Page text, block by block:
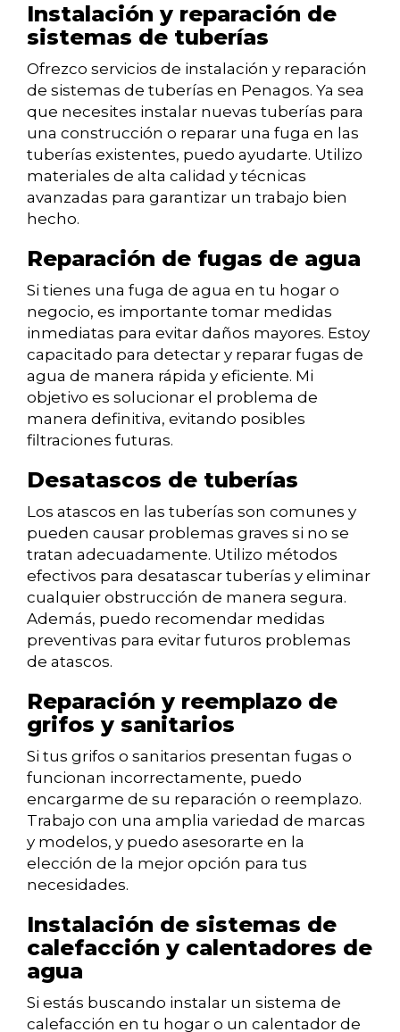
Instalación y reparación de
sistemas de tuberías
Ofrezco servicios de instalación y reparación
de sistemas de tuberías en Penagos. Ya sea
que necesites instalar nuevas tuberías para
una construcción o reparar una fuga en las
tuberías existentes, puedo ayudarte. Utilizo
materiales de alta calidad y técnicas
avanzadas para garantizar un trabajo bien
hecho.
Reparación de fugas de agua
Si tienes una fuga de agua en tu hogar o
negocio, es importante tomar medidas
inmediatas para evitar daños mayores. Estoy
capacitado para detectar y reparar fugas de
agua de manera rápida y eficiente. Mi
objetivo es solucionar el problema de
manera definitiva, evitando posibles
filtraciones futuras.
Desatascos de tuberías
Los atascos en las tuberías son comunes y
pueden causar problemas graves si no se
tratan adecuadamente. Utilizo métodos
efectivos para desatascar tuberías y eliminar
cualquier obstrucción de manera segura.
Además, puedo recomendar medidas
preventivas para evitar futuros problemas
de atascos.
Reparación y reemplazo de
grifos y sanitarios
Si tus grifos o sanitarios presentan fugas o
funcionan incorrectamente, puedo
encargarme de su reparación o reemplazo.
Trabajo con una amplia variedad de marcas
y modelos, y puedo asesorarte en la
elección de la mejor opción para tus
necesidades.
Instalación de sistemas de
calefacción y calentadores de
agua
Si estás buscando instalar un sistema de
calefacción en tu hogar o un calentador de